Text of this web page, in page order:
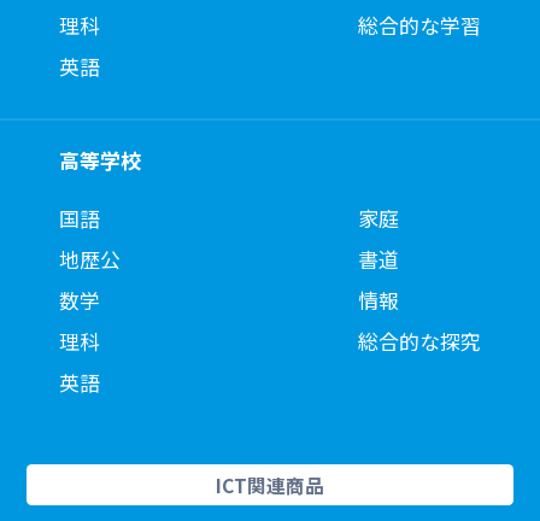
理科
英語
総合的な学習
高等学校
国語
地歴公
数学
理科
英語
家庭
書道
情報
総合的な探究
ICT関連商品